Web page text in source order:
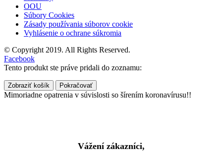
OOU
Súbory Cookies
Zásady používania súborov cookie
Vyhlásenie o ochrane súkromia
© Copyright 2019. All Rights Reserved.
Facebook
Tento produkt ste práve pridali do zoznamu:
Zobraziť košík Pokračovať
Mimoriadne opatrenia v súvislosti so šírením koronavírusu!!
Vážení zákazníci,